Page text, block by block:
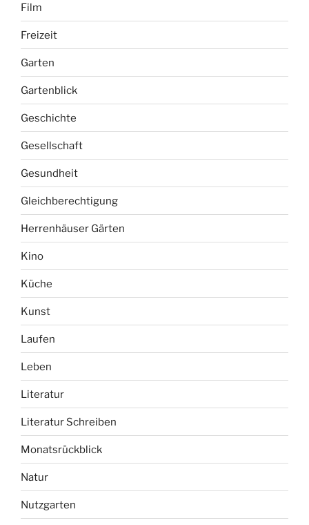
Film
Freizeit
Garten
Gartenblick
Geschichte
Gesellschaft
Gesundheit
Gleichberechtigung
Herrenhäuser Gärten
Kino
Küche
Kunst
Laufen
Leben
Literatur
Literatur Schreiben
Monatsrückblick
Natur
Nutzgarten